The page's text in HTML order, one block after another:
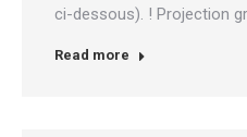
ci-dessous). ! Projection
Read more